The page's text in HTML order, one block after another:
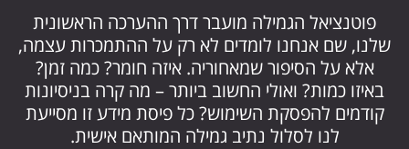
פוטנציאל הגמילה מועבר דרך ההערכה הראשונית
שלנו, שם אנחנו לומדים לא רק על ההתמכרות עצמה,
אלא על הסיפור שמאחוריה. איזה חומר? כמה זמן?
באיזו כמות? ואולי החשוב ביותר – מה קרה בניסיונות
קודמים להפסקת השימוש? כל פיסת מידע זו מסייעת
לנו לסלול נתיב גמילה המותאם אישית.